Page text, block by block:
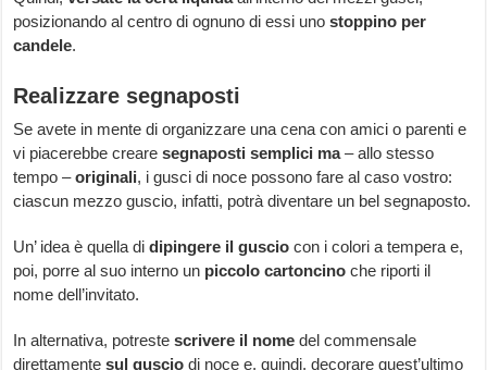
posizionando al centro di ognuno di essi unostoppino per
candele.
Realizzare segnaposti
Se avete in mente di organizzare una cena con amici o parenti e
vi piacerebbe crearesegnaposti semplici ma– allo stesso
tempo –originali, i gusci di noce possono fare al caso vostro:
ciascun mezzo guscio, infatti, potrà diventare un bel segnaposto.
Un’ idea è quella didipingere il guscio con i colori a tempera e,
poi, porre al suo interno un piccolo cartoncino che riporti il
nome dell’invitato.
In alternativa, potrestescrivere il nome del commensale
direttamente sul guscio di noce e, quindi, decorare quest’ultimo